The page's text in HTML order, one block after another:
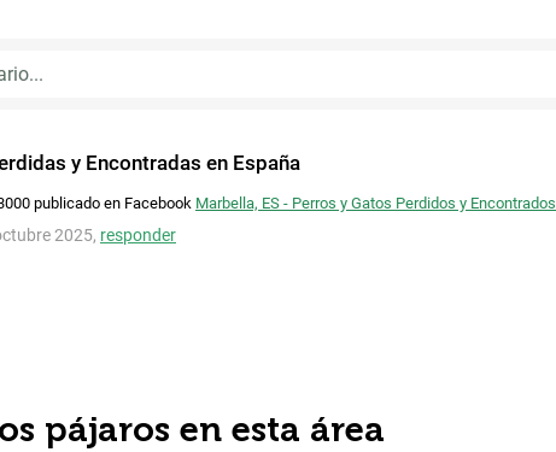
y Encontradas en España
publicado en Facebook Marbella, ES - Perros y Gatos Perdidos y Encontrados
2025, responder
pájaros en esta área